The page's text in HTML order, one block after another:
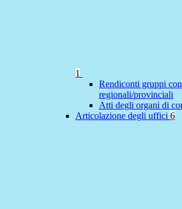
1
Rendiconti gruppi
regionali/provinciali
Atti degli organi di
Articolazione degli uffici 6